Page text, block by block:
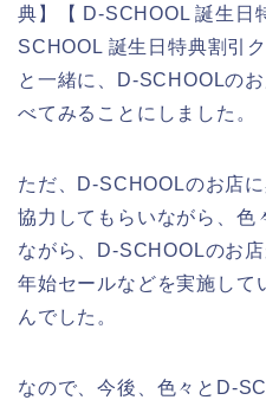
典】【 D-SCHOOL 誕生日
SCHOOL 誕生日特典割引
と一緒に、D-SCHOOLの
べてみることにしました。
ただ、D-SCHOOLのお店
協力してもらいながら、色
ながら、D-SCHOOLのお
年始セールなどを実施して
んでした。
なので、今後、色々とD-